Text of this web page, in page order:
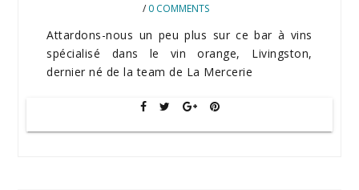
/ 0 COMMENTS
Attardons-nous un peu plus sur ce bar à vins
spécialisé dans le vin orange, Livingston,
dernier né de la team de La Mercerie